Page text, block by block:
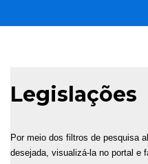
Legislações
Por meio dos filtros de pesquisa
desejada, visualizá-la no portal e